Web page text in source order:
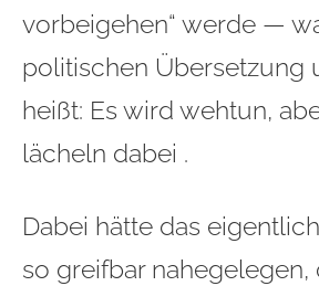
vorbeigehen“ werde —
politischen Übersetzung
heißt: Es wird wehtun,
lächeln dabei .
Dabei hätte das
so greifbar nahegelegen,